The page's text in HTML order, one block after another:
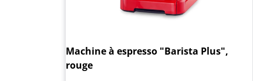
Machine à espresso "Barista Plus",
rouge